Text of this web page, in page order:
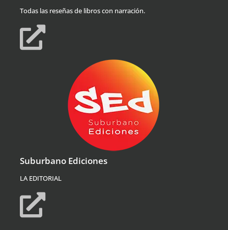
Todas las reseñas de libros con narración.
Suburbano Ediciones
LA EDITORIAL